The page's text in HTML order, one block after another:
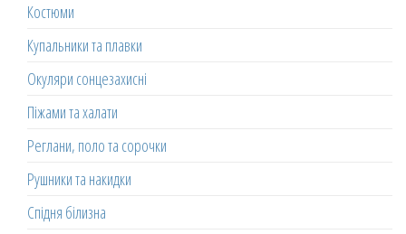
Костюми
Купальники та плавки
Окуляри сонцезахисні
Піжами та халати
Реглани, поло та сорочки
Рушники та накидки
Спідня білизна